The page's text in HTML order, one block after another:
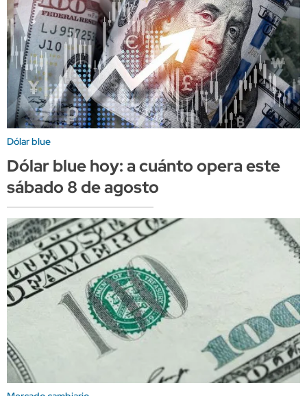
Dólar blue
Dólar blue hoy: a cuánto opera este
sábado 8 de agosto